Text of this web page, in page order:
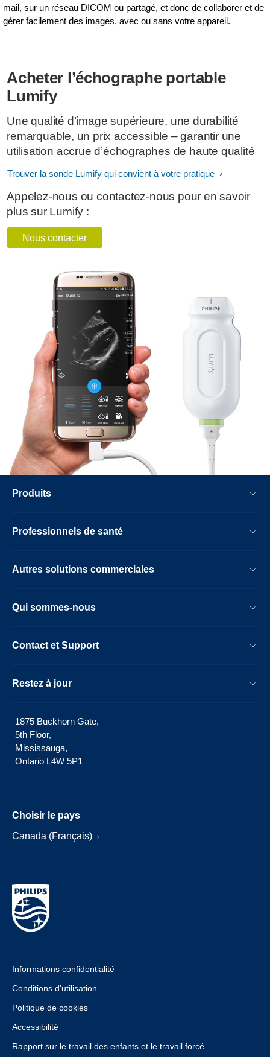
mail, sur un réseau DICOM ou partagé, et donc de collaborer et de
gérer facilement des images, avec ou sans votre appareil.
Acheter l’échographe portable
Lumify
Une qualité d’image supérieure, une durabilité
remarquable, un prix accessible – garantir une
utilisation accrue d’échographes de haute qualité
Trouver la sonde Lumify qui convient à votre pratique
Appelez-nous ou contactez-nous pour en savoir
plus sur Lumify :
Nous contacter
Produits
Professionnels de santé
Autres solutions commerciales
Qui sommes-nous
Contact et Support
Restez à jour
1875 Buckhorn Gate,
5th Floor,
Mississauga,
Ontario L4W 5P1
Choisir le pays
Canada (Français)
Informations confidentialité
Conditions d'utilisation
Politique de cookies
Accessibilité
Rapport sur le travail des enfants et le travail forcé